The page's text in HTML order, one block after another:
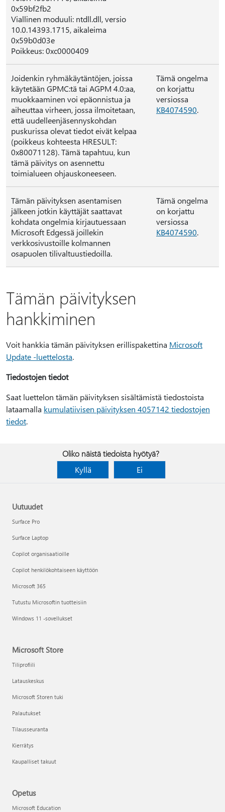
0x59bf2fb2
Viallinen moduuli: ntdll.dll, versio
10.0.14393.1715, aikaleima
0x59b0d03e
Poikkeus: 0xc0000409
Joidenkin ryhmäkäytäntöjen, joissa
käytetään GPMC:tä tai AGPM 4.0:aa,
muokkaaminen voi epäonnistua ja
aiheuttaa virheen, jossa ilmoitetaan,
että uudelleenjäsennyskohdan
puskurissa olevat tiedot eivät kelpaa
(poikkeus kohteesta HRESULT:
0x80071128). Tämä tapahtuu, kun
tämä päivitys on asennettu
toimialueen ohjauskoneeseen.
Tämä ongelma
on korjattu
versiossa
KB4074590.
Tämän päivityksen asentamisen
jälkeen jotkin käyttäjät saattavat
kohdata ongelmia kirjautuessaan
Microsoft Edgessä joillekin
verkkosivustoille kolmannen
osapuolen tilivaltuustiedoilla.
Tämä ongelma
on korjattu
versiossa
KB4074590.
Tämän päivityksen
hankkiminen
Voit hankkia tämän päivityksen erillispakettina Microsoft
Update -luettelosta.
Tiedostojen tiedot
Saat luettelon tämän päivityksen sisältämistä tiedostoista
lataamalla kumulatiivisen päivityksen 4057142 tiedostojen
tiedot.
Oliko näistä tiedoista hyötyä?
Kyllä
Ei
Uutuudet
Surface Pro
Surface Laptop
Copilot organisaatioille
Copilot henkilökohtaiseen käyttöön
Microsoft 365
Tutustu Microsoftin tuotteisiin
Windows 11 -sovellukset
Microsoft Store
Tiliprofiili
Latauskeskus
Microsoft Storen tuki
Palautukset
Tilausseuranta
Kierrätys
Kaupalliset takuut
Opetus
Microsoft Education